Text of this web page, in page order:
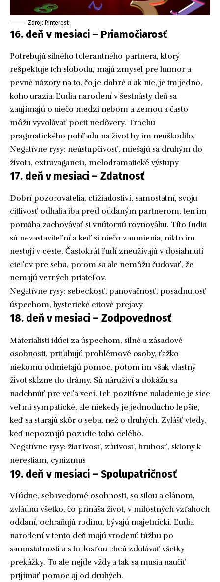
Zdroj: Pinterest
16. deň v mesiaci – Priamočiarosť
Potrebujú silného tolerantného partnera, ktorý
rešpektuje ich slobodu, majú zmysel pre humor a
pevné názory na to, čo je dobré a ak nie, je im jedno,
koho urazia. Ľudia narodení v šestnásty deň sa
zaujímajú o niečo medzi nebom a zemou a často
môžu vyvolávať pocit nedôvery. Trochu
pragmatického pohľadu na život by im neuškodilo.
Negatívne rysy: neústupčivosť, miešajú sa druhým do
života, extravagancia, melodramatické výstupy
17. deň v mesiaci – Zdatnosť
Dobrí pozorovatelia, ctižiadostiví, samostatní, svoju
citlivosť odhalia iba pred oddaným partnerom, ten im
pomáha zachovávať si vnútornú rovnováhu. Títo ľudia
sú nezastaviteľní a keď si niečo zaumienia, nikto im
nestojí v ceste. Častokrát ľudí zneužívajú v dosiahnutí
cieľov pre seba, potom sa ale nemôžu čudovať, že
nemajú verných priateľov.
Negatívne rysy: sebeckosť, panovačnosť, posadnutosť
úspechom, hysterické citové prejavy
18. deň v mesiaci – Zodpovednosť
Materialisti idúci za úspechom, silné a zásadové
osobnosti, priťahujú problémové osoby, ťažko
niekomu odmietajú pomoc, potom im však vlastný
život skĺzne do drámy. Sú náruživí a dokážu sa
nadchnúť pre veľa vecí. Ich pozitívne naladenie je síce
veľmi sympatické, ale niekedy je jednoducho lepšie,
keď sa starajú skôr o seba, než o druhých. Zvlášť vtedy,
keď nepoznajú pozadie toho celého.
Negatívne rysy: žiarlivosť, zúrivosť, hrubosť, sklony k
nerestiam, cynizmus
19. deň v mesiaci – Spolupatričnosť
Vľúdne, sebavedomé osobnosti, so silou a elánom,
zvládnu všetko, čo prináša život, v milostných vzťahoch
oddaní, ochraňujú rodinu, bývajú majetnícki. Ľudia
narodení v tento deň majú vrodenú túžbu po
samostatnosti a s hrdosťou chcú zdolávať všetky
prekážky. To ale nejde vždy a tak sa musia naučiť
prijímať pomoc aj od druhých.